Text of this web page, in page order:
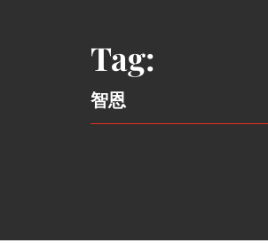
Tag:
智恩